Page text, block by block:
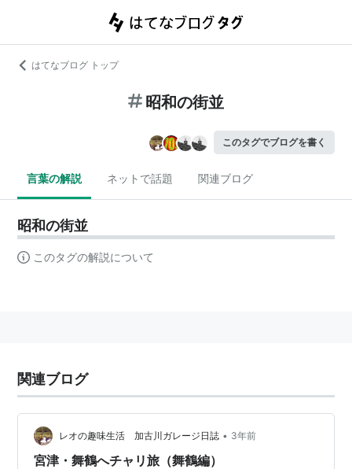
はてなブログ トップ
昭和の街並
このタグでブログを書く
言葉の解説 ネットで話題 関連ブログ
昭和の街並
このタグの解説について
関連ブログ
レオの趣味生活 加古川ガレージ日誌 • 3年前
宮津・舞鶴へチャリ旅（舞鶴編）